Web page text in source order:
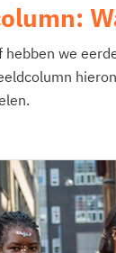
hebben we